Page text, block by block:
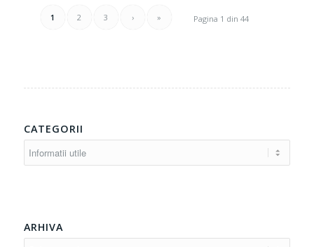
Pagina 1 din 44
1 2 3 › »
CATEGORII
ARHIVA